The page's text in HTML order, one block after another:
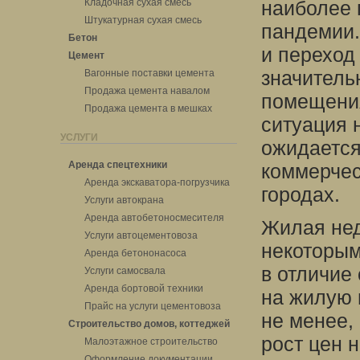
Кладочная сухая смесь
Штукатурная сухая смесь
Бетон
Цемент
Вагонные поставки цемента
Продажа цемента навалом
Продажа цемента в мешках
УСЛУГИ
Аренда спецтехники
Аренда экскаватора-погрузчика
Услуги автокрана
Аренда автобетоносмесителя
Услуги автоцементовоза
Аренда бетононасоса
Услуги самосвала
Аренда бортовой техники
Прайс на услуги цементовоза
Строительство домов, коттеджей
Малоэтажное строительство
наиболее
и
ситуация
городах.
Жилая
в
на жилую
не менее,
рост цен